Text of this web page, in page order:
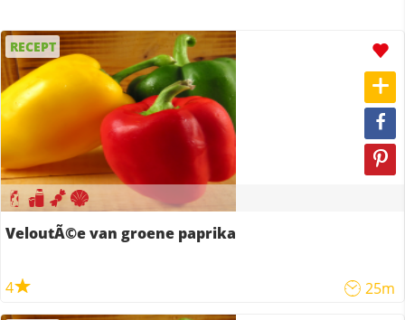
RECEPT
VeloutÃ©e van groene paprika
4 25m